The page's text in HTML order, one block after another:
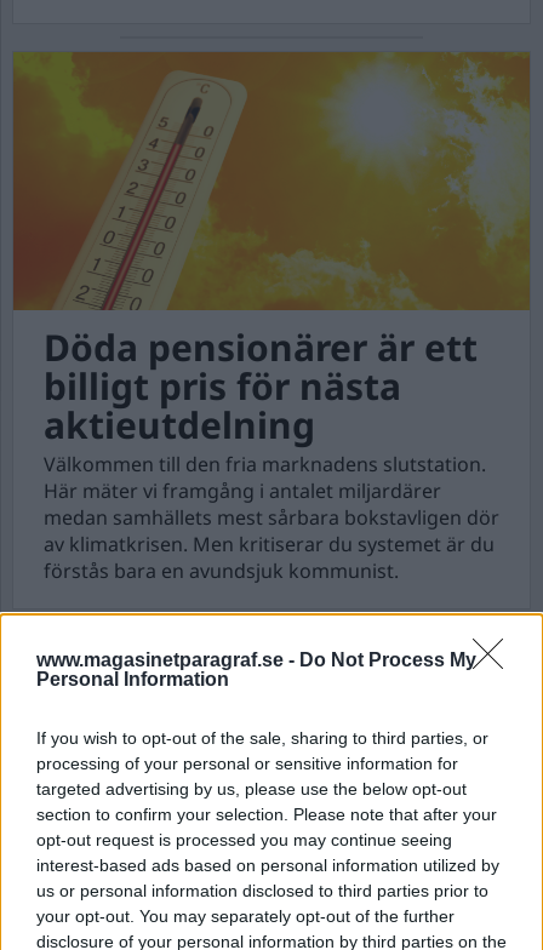
www.magasinetparagraf.se - Do Not Process My
Personal Information
If you wish to opt-out of the sale, sharing to third parties, or
processing of your personal or sensitive information for
targeted advertising by us, please use the below opt-out
section to confirm your selection. Please note that after your
opt-out request is processed you may continue seeing
interest-based ads based on personal information utilized by
us or personal information disclosed to third parties prior to
your opt-out. You may separately opt-out of the further
disclosure of your personal information by third parties on the
Döda pensionärer är ett
billigt pris för nästa
aktieutdelning
Välkommen till den fria marknadens slutstation.
Här mäter vi framgång i antalet miljardärer
medan samhällets mest sårbara bokstavligen dör
av klimatkrisen. Men kritiserar du systemet är du
förstås bara en avundsjuk kommunist.
Nyhetsplock torsdag 6
augusti 2026
Polis åtalas för att ha läckt uppgifter till
misstänkt, smittspårning pågår efter ett
mässlingsfall på barnsjukhus och två vakter
åtalas efter dödsfall i arresten.